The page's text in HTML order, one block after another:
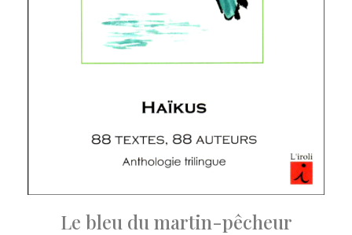
Le bleu du martin-pêcheur